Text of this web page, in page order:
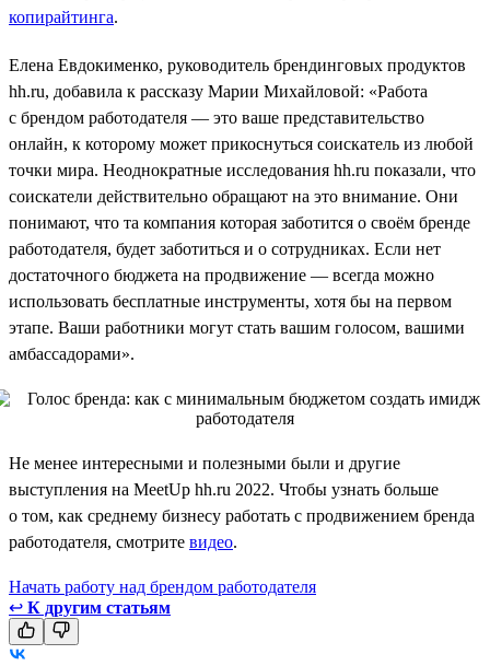
копирайтинга.
Елена Евдокименко, руководитель брендинговых продуктов
hh.ru, добавила к рассказу Марии Михайловой: «Работа
с брендом работодателя — это ваше представительство
онлайн, к которому может прикоснуться соискатель из любой
точки мира. Неоднократные исследования hh.ru показали, что
соискатели действительно обращают на это внимание. Они
понимают, что та компания которая заботится о своём бренде
работодателя, будет заботиться и о сотрудниках. Если нет
достаточного бюджета на продвижение — всегда можно
использовать бесплатные инструменты, хотя бы на первом
этапе. Ваши работники могут стать вашим голосом, вашими
амбассадорами».
Не менее интересными и полезными были и другие
выступления на MeetUp hh.ru 2022. Чтобы узнать больше
о том, как среднему бизнесу работать с продвижением бренда
работодателя, смотрите видео.
Начать работу над брендом работодателя
↩ К другим статьям